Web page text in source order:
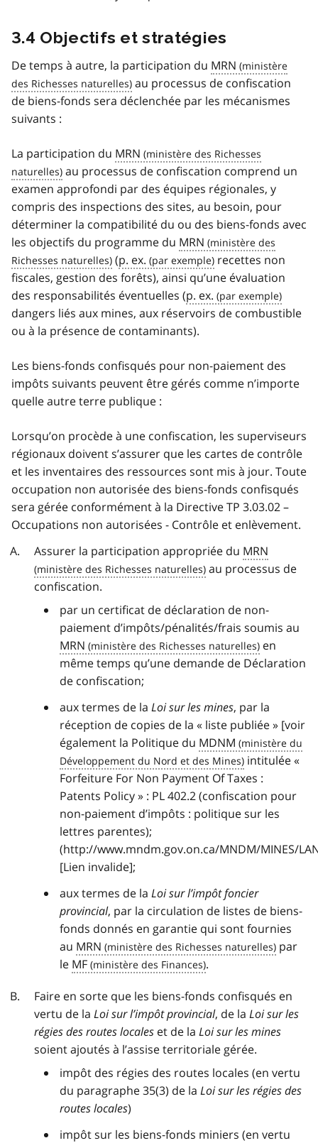
3.4 Objectifs et stratégies
De temps à autre, la participation du MRN
au processus de confiscation
de biens-fonds sera déclenchée par les mécanismes
suivants :
La participation du MRN
au processus de confiscation comprend un
examen approfondi par des équipes régionales, y
compris des inspections des sites, au besoin, pour
déterminer la compatibilité du ou des biens-fonds avec
les objectifs du programme du MRN
(p. ex.
recettes non
fiscales, gestion des forêts), ainsi qu’une évaluation
des responsabilités éventuelles (p. ex.
dangers liés aux mines, aux réservoirs de combustible
ou à la présence de contaminants).
Les biens-fonds confisqués pour non-paiement des
impôts suivants peuvent être gérés comme n’importe
quelle autre terre publique :
Lorsqu’on procède à une confiscation, les superviseurs
régionaux doivent s’assurer que les cartes de contrôle
et les inventaires des ressources sont mis à jour. Toute
occupation non autorisée des biens-fonds confisqués
sera gérée conformément à la Directive TP 3.03.02 –
Occupations non autorisées - Contrôle et enlèvement.
Assurer la participation appropriée du MRN
au processus de
confiscation.
par un certificat de déclaration de non-
paiement d’impôts/pénalités/frais soumis au
MRN
en
même temps qu’une demande de Déclaration
de confiscation;
aux termes de la Loi sur les mines, par la
réception de copies de la « liste publiée » [voir
également la Politique du MDNM
intitulée «
Forfeiture For Non Payment Of Taxes :
Patents Policy» : PL 402.2 (confiscation pour
non-paiement d’impôts : politique sur les
lettres parentes);
(http://www.mndm.gov.on.ca/MNDM/MINES/
[Lien invalide];
aux termes de la Loi sur l’impôt foncier
provincial, par la circulation de listes de biens-
fonds donnés en garantie qui sont fournies
au MRN
par
le MF .
Faire en sorte que les biens-fonds confisqués en
vertu de la Loi sur l’impôt provincial, de la Loi sur les
régies des routes locales et de la Loi sur les mines
soient ajoutés à l’assise territoriale gérée.
impôt des régies des routes locales (en vertu
du paragraphe 35(3) de la Loi sur les régies des
routes locales)
impôt sur les biens-fonds miniers (en vertu